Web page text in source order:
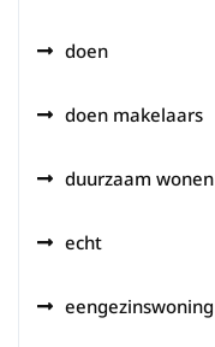
doen
doen makelaars
duurzaam wonen
echt
eengezinswoning